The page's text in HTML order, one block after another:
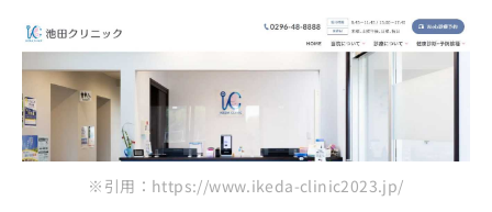
※引用：https://www.ikeda-clinic2023.jp/